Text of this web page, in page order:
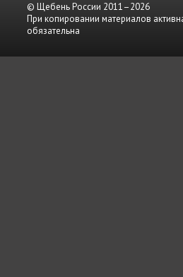
© Щебень России 2011–2026
При копировании материалов
обязательна